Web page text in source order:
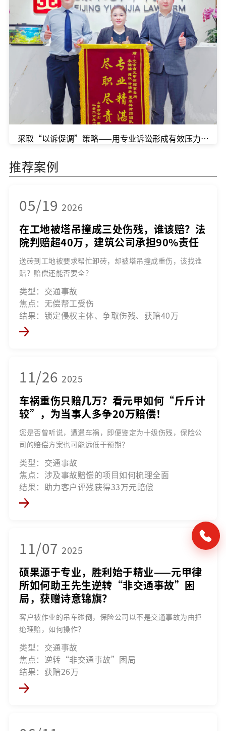
采取“以诉促调”策略——用专业诉讼形成有效压力，在庭
推荐案例
05/19 2026
在工地被塔吊撞成三处伤残，谁该赔？法
院判赔超40万，建筑公司承担90%责任
送砖到工地被要求帮忙卸砖，却被塔吊撞成重伤，该找谁
赔？赔偿还能否要全？
类型：交通事故
焦点：无偿帮工受伤
结果：锁定侵权主体、争取伤残、获赔40万
11/26 2025
车祸重伤只赔几万？看元甲如何“斤斤计
较”，为当事人多争20万赔偿！
您是否曾听说，遭遇车祸，即便鉴定为十级伤残，保险公
司的赔偿方案也可能远低于预期？
类型：交通事故
焦点：涉及事故赔偿的项目如何梳理全面
结果：助力客户评残获得33万元赔偿
11/07 2025
硕果源于专业，胜利始于精业——元甲律
所如何助王先生逆转“非交通事故”困
局，获赠诗意锦旗？
客户被作业的吊车碰倒，保险公司以不是交通事故为由拒
绝理赔，如何操作？
类型：交通事故
焦点：逆转“非交通事故”困局
结果：获赔26万